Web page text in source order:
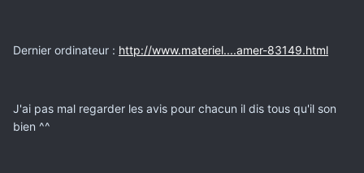
Dernier ordinateur : http://www.materiel....amer-83149.html
J'ai pas mal regarder les avis pour chacun il dis tous qu'il son
bien ^^